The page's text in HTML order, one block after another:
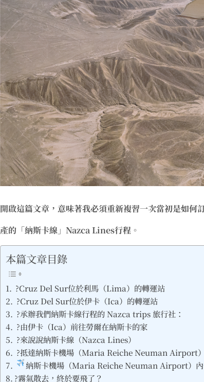
開啟這篇文章，意味著我必須重新複習一次當初是如
產的 「納斯卡線」Nazca Lines行程 。
本篇文章目錄
?Cruz Del Sur位於利馬（Lima）的轉運站
?Cruz Del Sur位於伊卡（Ica）的轉運站
?承辦我們納斯卡線行程的 Nazca trips 旅行社：
?由伊卡（Ica）前往勞爾在納斯卡的家
?來說說納斯卡線（Nazca Lines）
?抵達納斯卡機場（Maria Reiche Neuman Airport）
納斯卡機場（Maria Reiche Neuman Airport）
?霧氣散去，終於要飛了？